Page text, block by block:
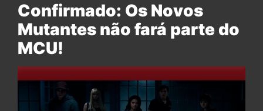
Confirmado: Os Novos
Mutantes não fará parte do
MCU!